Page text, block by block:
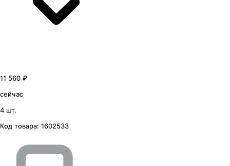
11 560 ₽
сейчас
4 шт.
Код товара: 1602533